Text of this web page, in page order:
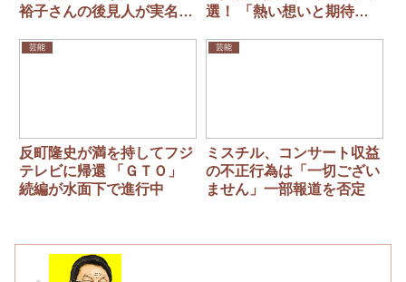
裕子さんの後見人が実名告
い」
選！ 「熱い想いと期待を
る」
芸能
反町隆史が満を持してフジ
テレビに帰還 「ＧＴＯ」
続編が水面下で進行中
芸能
ミスチル、コンサート収益
の不正行為は「一切ござい
ません」一部報道を否定